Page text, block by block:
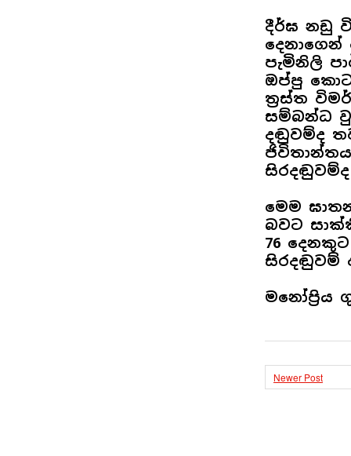
දීර්ඝ නඩු
පැමිනිලි
ඔප්පු
ත්‍රස්ත
සම්බන්ධ
දඬුවම්ද
මෙම
බවට
76
සිරදඬුවම්
මනෝප්‍රිය
Newer Post